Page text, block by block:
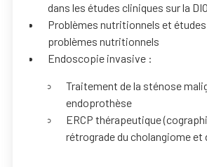
dans les études cliniques sur la DIO
Problèmes nutritionnels et études
problèmes nutritionnels
Endoscopie invasive :
Traitement de la sténose
endoprothèse
ERCP thérapeutique
rétrograde du cholangiome et